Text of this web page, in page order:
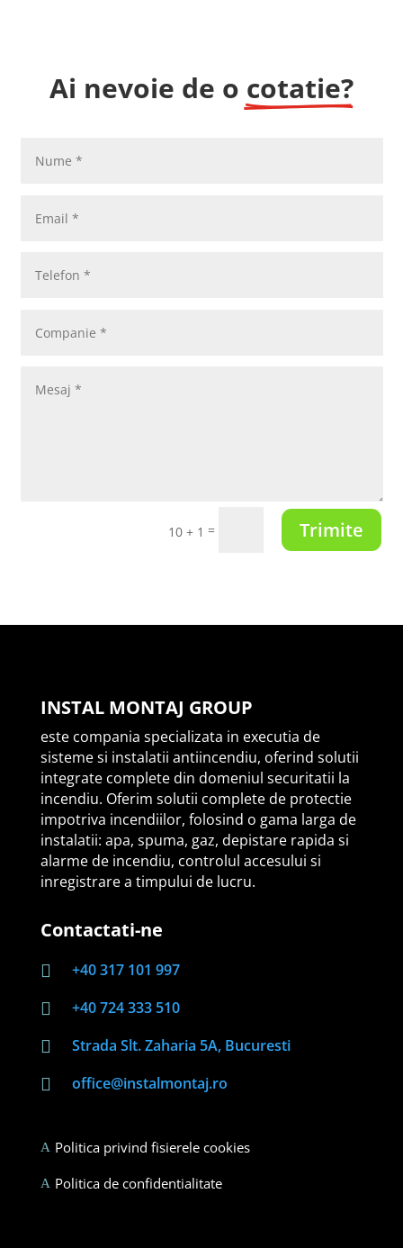
Ai nevoie de o cotatie?
10 + 1 = Trimite
INSTAL MONTAJ GROUP
este compania specializata in executia de
sisteme si instalatii antiincendiu, oferind solutii
integrate complete din domeniul securitatii la
incendiu. Oferim solutii complete de protectie
impotriva incendiilor, folosind o gama larga de
instalatii: apa, spuma, gaz, depistare rapida si
alarme de incendiu, controlul accesului si
inregistrare a timpului de lucru.
Contactati-ne

+40 317 101 997

+40 724 333 510

Strada Slt. Zaharia 5A, Bucuresti

office@instalmontaj.ro
A Politica privind fisierele cookies
A Politica de confidentialitate